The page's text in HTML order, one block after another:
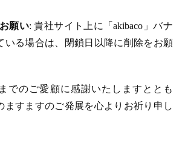
願い: 貴社サイト上に「akibaco」バナ
いる場合は、閉鎖日以降に削除をお願
でのご愛顧に感謝いたしますととも
ますますのご発展を心よりお祈り申し